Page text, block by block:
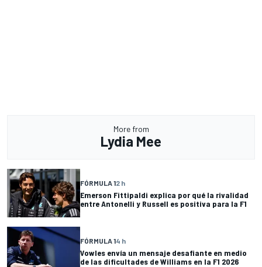
More from
Lydia Mee
FÓRMULA 12 h
Emerson Fittipaldi explica por qué la rivalidad
entre Antonelli y Russell es positiva para la F1
FÓRMULA 14 h
Vowles envía un mensaje desafiante en medio
de las dificultades de Williams en la F1 2026